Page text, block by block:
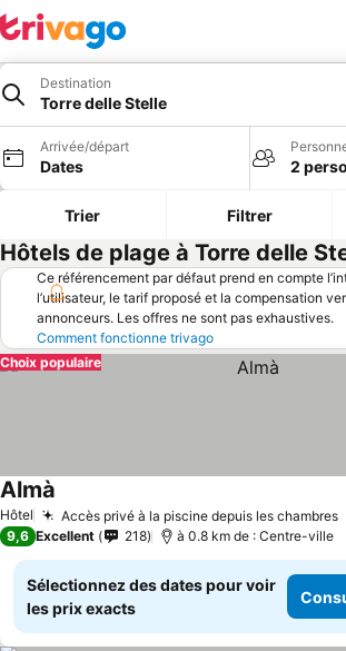
Destination
Torre delle Stelle
Arrivée/départ
Dates 2
Trier Filtrer
Hôtels de plage à Torre delle
Ce référencement par défaut prend en compte
l’utilisateur, le tarif proposé et la compensation
annonceurs. Les offres ne sont pas exhaustives.
Comment fonctionne trivago
Choix populaire
Hôtel Accès privé à la piscine depuis les chambres
Almà
9,6 Excellent 218 à 0.8 km de : Centre-ville
Sélectionnez des dates pour voir
les prix exacts